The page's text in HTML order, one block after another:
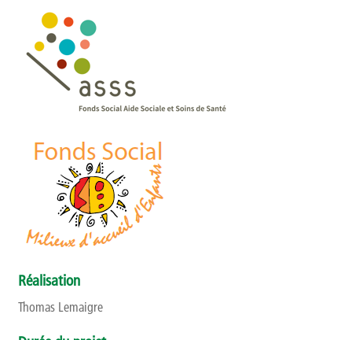
Réalisation
Thomas Lemaigre